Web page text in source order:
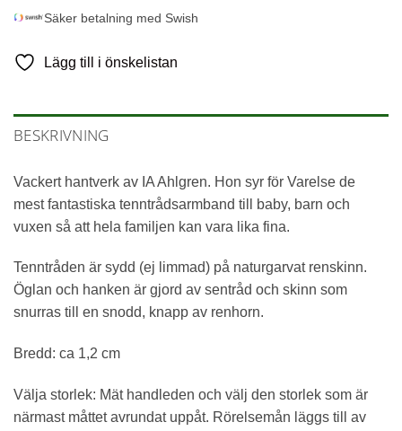
Säker betalning med Swish
Lägg till i önskelistan
BESKRIVNING
Vackert hantverk av IA Ahlgren. Hon syr för Varelse de
mest fantastiska tenntrådsarmband till baby, barn och
vuxen så att hela familjen kan vara lika fina.
Tenntråden är sydd (ej limmad) på naturgarvat renskinn.
Öglan och hanken är gjord av sentråd och skinn som
snurras till en snodd, knapp av renhorn.
Bredd: ca 1,2 cm
Välja storlek: Mät handleden och välj den storlek som är
närmast måttet avrundat uppåt. Rörelsemån läggs till av